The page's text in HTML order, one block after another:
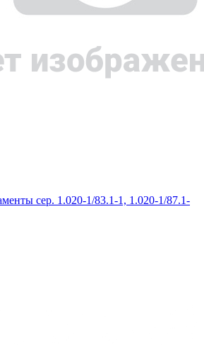
сер. 1.020-1/83.1-1, 1.020-1/87.1-